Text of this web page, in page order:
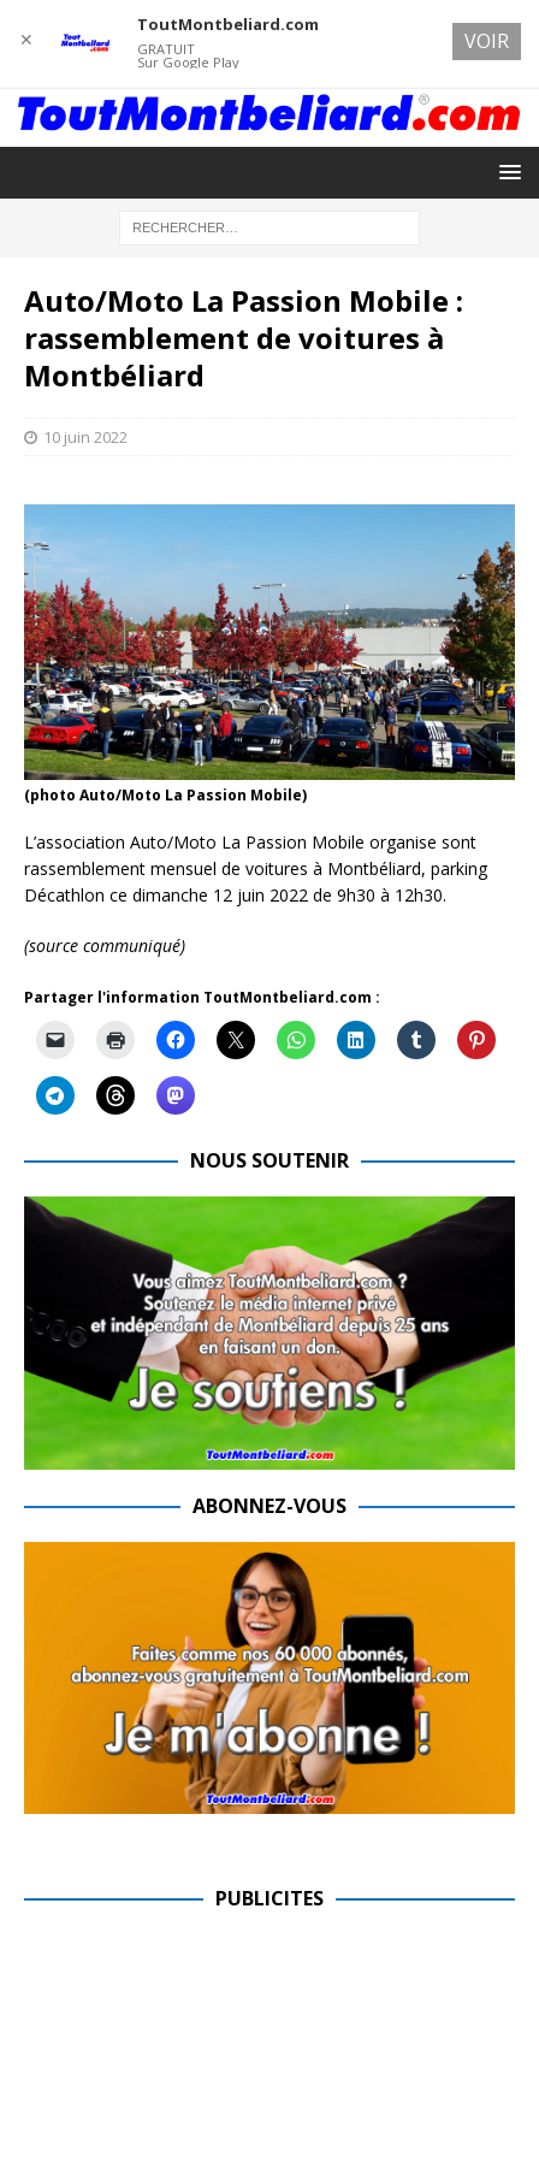
Auto/Moto La Passion Mobile :
rassemblement de voitures à
Montbéliard
10 juin 2022
(photo Auto/Moto La Passion Mobile)
L’association Auto/Moto La Passion Mobile organise sont
rassemblement mensuel de voitures à Montbéliard, parking
Décathlon ce dimanche 12 juin 2022 de 9h30 à 12h30.
(source communiqué)
Partager l'information ToutMontbeliard.com :
NOUS SOUTENIR
ABONNEZ-VOUS
PUBLICITES
✕
ToutMontbeliard.com
GRATUIT
Sur Google Play
VOIR